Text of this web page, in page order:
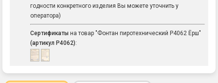
годности конкретного изделия Вы можете уточнить у
оператора)
Сертификаты на товар "Фонтан пиротехнический Р4062 Ёрш"
(артикул Р4062):